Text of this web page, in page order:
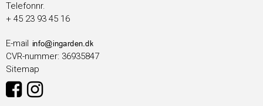
Telefonnr.
+ 45 23 93 45 16
E-mail
CVR-nummer: 36935847
Sitemap